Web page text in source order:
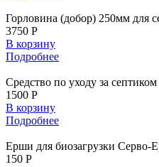
Горловина (добор) 250мм для
3750 Р
В корзину
Подробнее
Средство по уходу за
1500 Р
В корзину
Подробнее
Ерши для биозагрузки
150 Р